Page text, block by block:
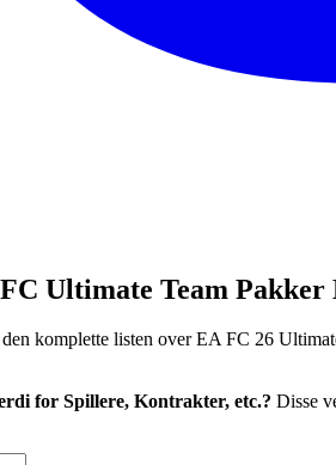
FC Ultimate Team Pakker
komplette listen over EA FC 26
for Spillere, Kontrakter, etc.? Disse